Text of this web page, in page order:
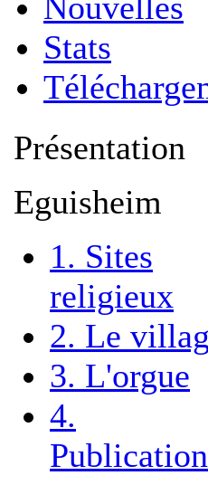
Nouvelles
Stats
Présentation
Eguisheim
1. Sites
religieux
2. Le
3. L'orgue
4.